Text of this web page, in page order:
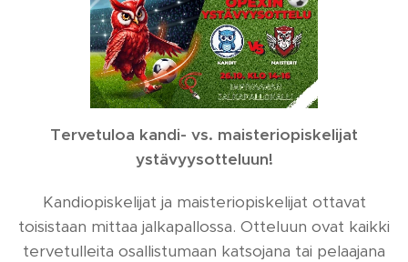
Tervetuloa kandi- vs. maisteriopiskelijat
ystävyysotteluun!
Kandiopiskelijat ja maisteriopiskelijat ottavat
toisistaan mittaa jalkapallossa. Otteluun ovat kaikki
tervetulleita osallistumaan katsojana tai pelaajana